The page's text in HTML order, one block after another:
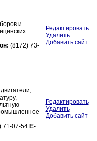
и
(8172) 73-
Редактировать
Удалить
Добавить сайт
71-07-54 E-
Редактировать
Удалить
Добавить сайт